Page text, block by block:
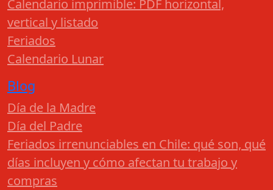
Calendario imprimible: PDF horizontal,
vertical y listado
Feriados
Calendario Lunar
Blog
Día de la Madre
Día del Padre
Feriados irrenunciables en Chile: qué son, qué
días incluyen y cómo afectan tu trabajo y
compras